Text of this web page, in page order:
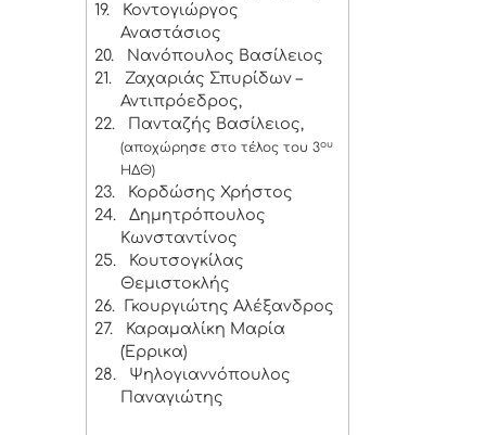
19.
Κοντογιώργος
Αναστάσιος
20.
Νανόπουλος Βασίλειος
21.
Ζαχαριάς Σπυρίδων –
Αντιπρόεδρος,
22.
Πανταζής Βασίλειος,
(αποχώρησε στο τέλος του 3ου
ΗΔΘ)
23.
Κορδώσης Χρήστος
24.
Δημητρόπουλος
Κωνσταντίνος
25.
Κουτσογκίλας
Θεμιστοκλής
26.
Γκουργιώτης Αλέξανδρος
27.
Καραμαλίκη Μαρία
(Έρρικα)
28.
Ψηλογιαννόπουλος
Παναγιώτης